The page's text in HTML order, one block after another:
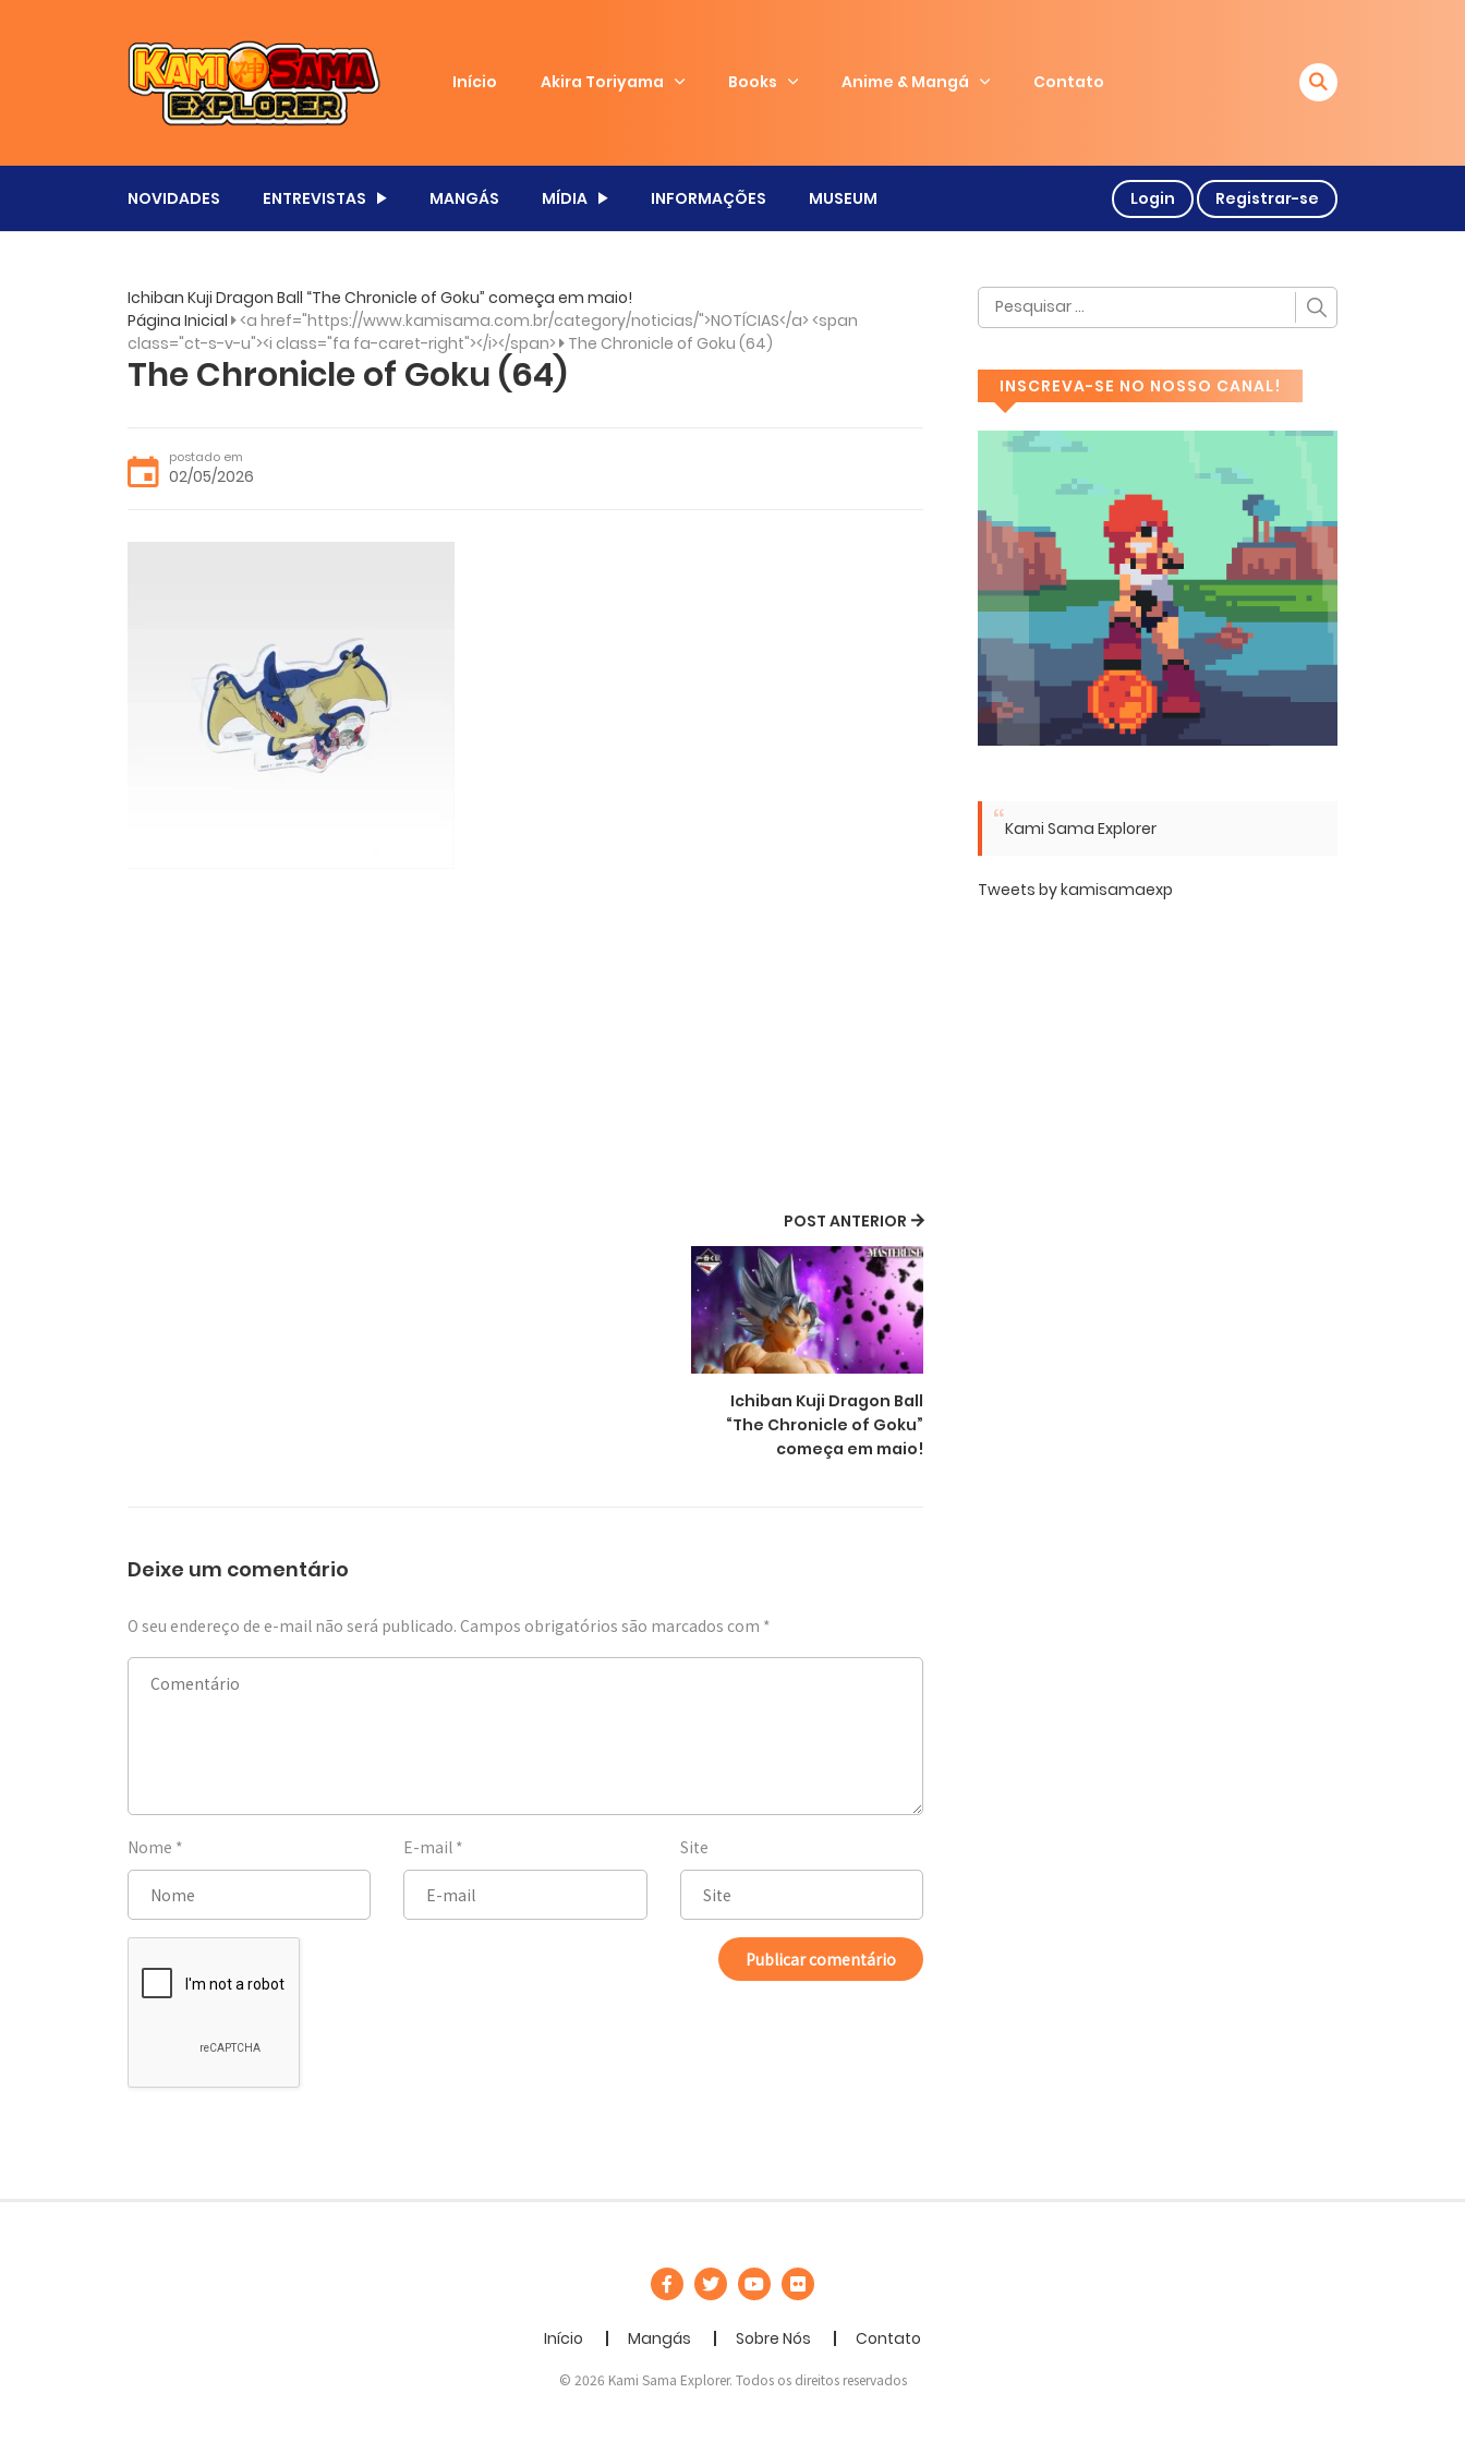
Início Akira Toriyama Books Anime & Mangá Contato
NOVIDADES ENTREVISTAS MANGÁS MÍDIA INFORMAÇÕES MUSEUM Login Registrar-se
Ichiban Kuji Dragon Ball “The Chronicle of Goku” começa em maio!
Página Inicial <a href="https://www.kamisama.com.br/category/noticias/">NOTÍCIAS</a> <span
class="ct-s-v-u"><i class="fa fa-caret-right"></i></span> The Chronicle of Goku (64)
The Chronicle of Goku (64)
postado em
02/05/2026
POST ANTERIOR
Ichiban Kuji Dragon Ball
“The Chronicle of Goku”
começa em maio!
Deixe um comentário
O seu endereço de e-mail não será publicado. Campos obrigatórios são marcados com *
Nome * E-mail * Site
INSCREVA-SE NO NOSSO CANAL!
Kami Sama Explorer
Tweets by kamisamaexp
Início Mangás Sobre Nós Contato
© 2026 Kami Sama Explorer. Todos os direitos reservados